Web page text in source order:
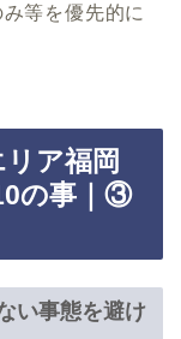
等を優先的に
ア福岡
の事｜③
い事態を避け